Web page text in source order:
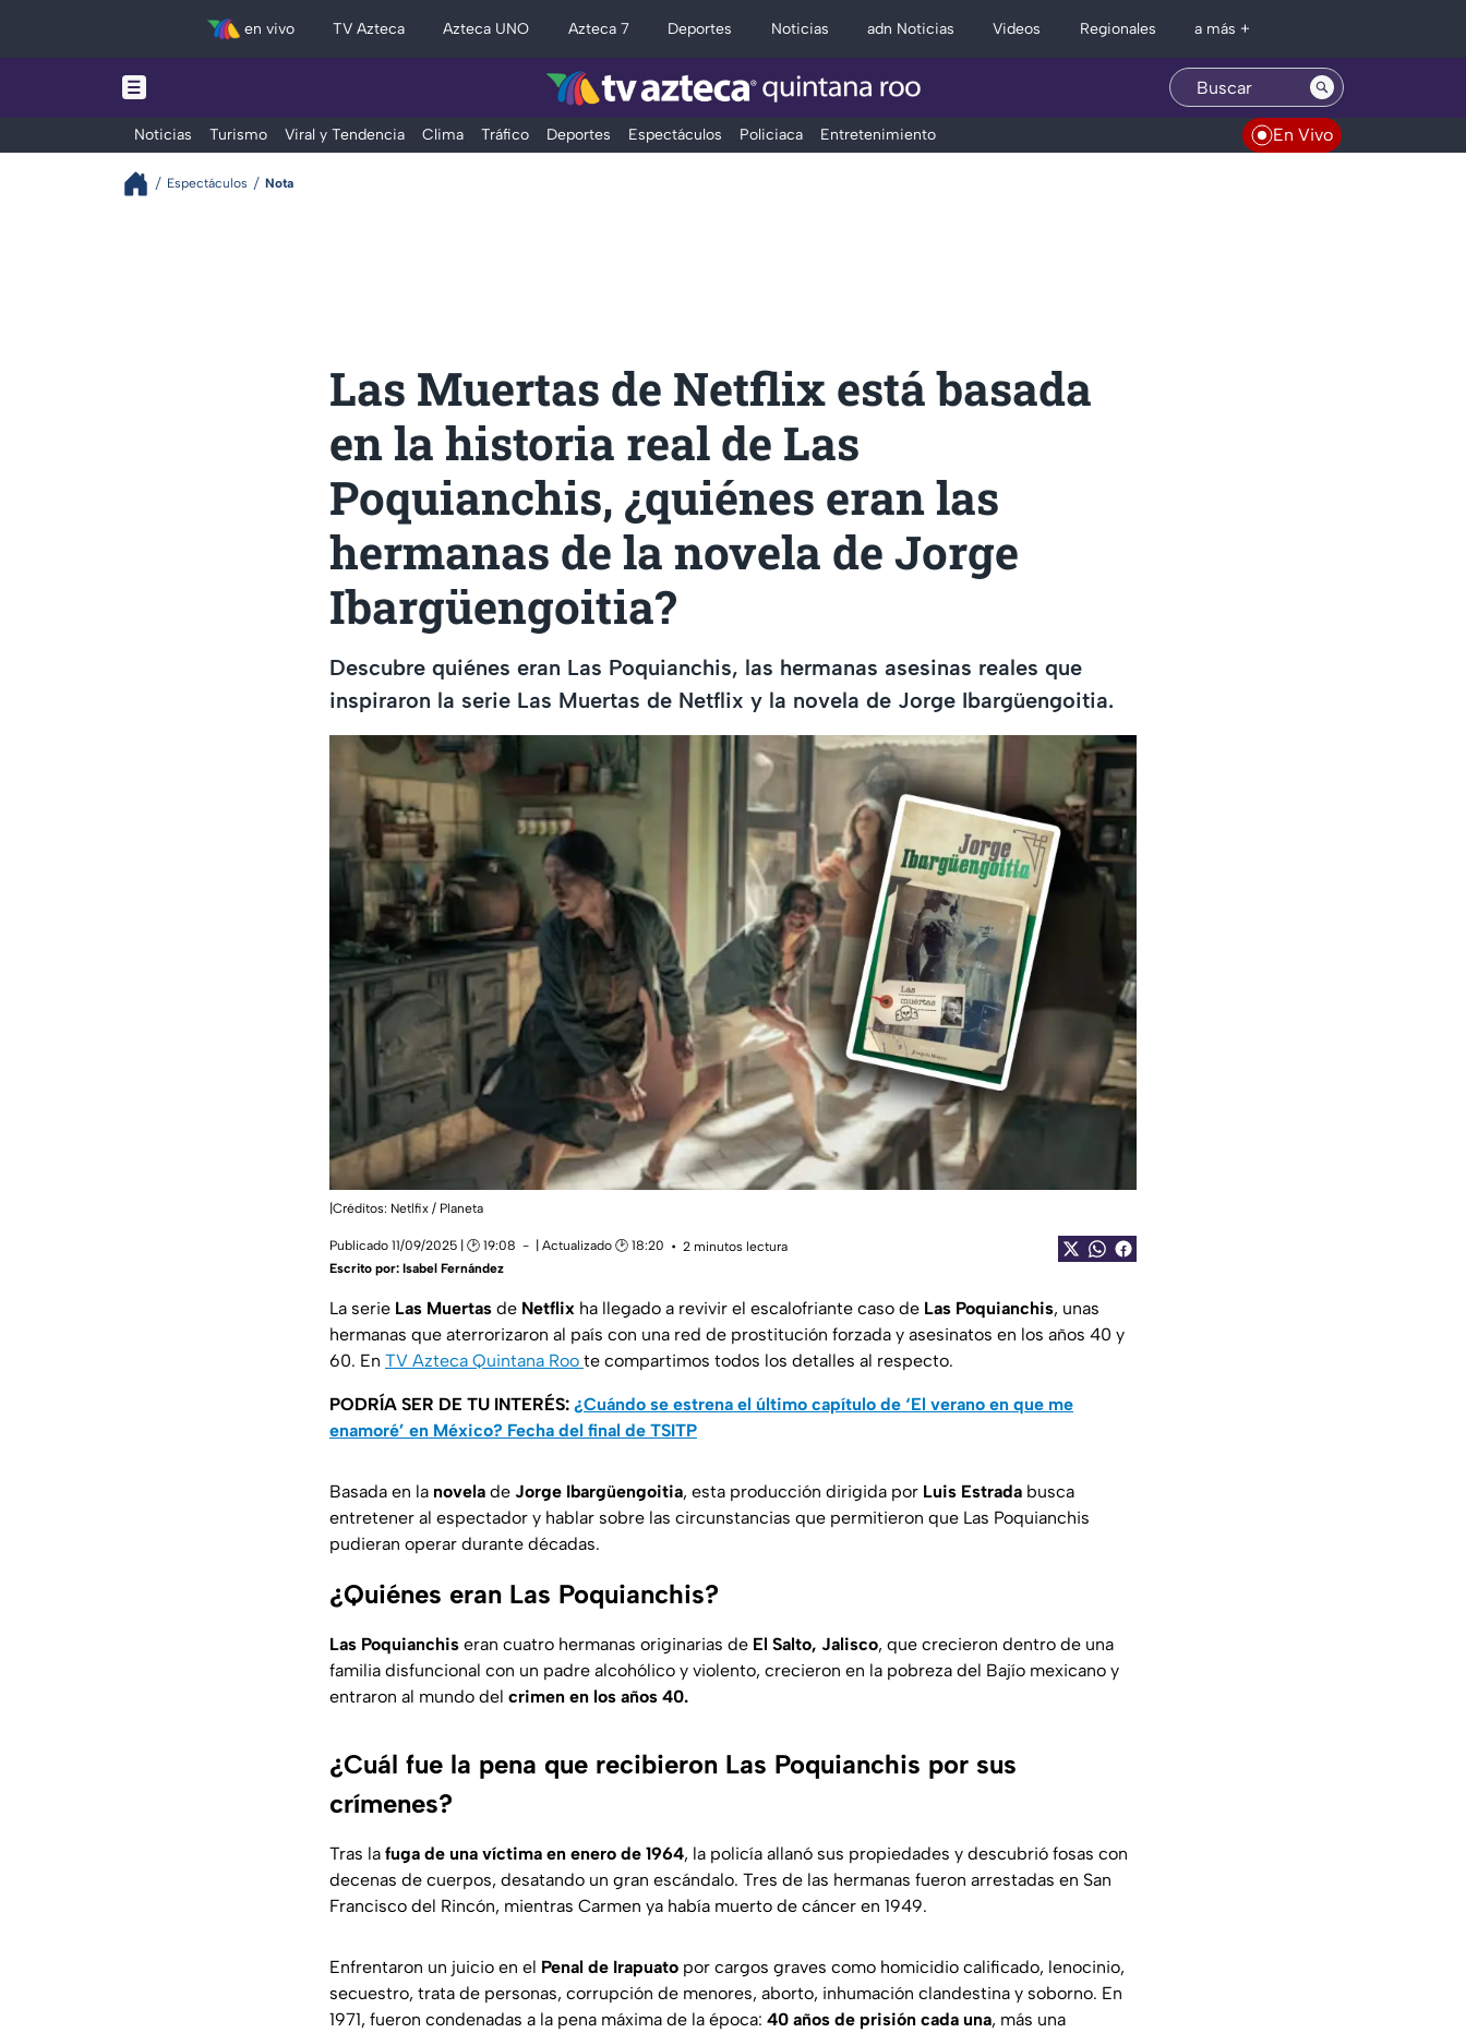
en vivo TV Azteca Azteca UNO Azteca 7 Deportes Noticias adn Noticias Videos Regionales a más +
Noticias Turismo Viral y Tendencia Clima Tráfico Deportes Espectáculos Policiaca Entretenimiento En Vivo
Espectáculos Nota
Las Muertas de Netflix está basada
en la historia real de Las
Poquianchis, ¿quiénes eran las
hermanas de la novela de Jorge
Ibargüengoitia?
Descubre quiénes eran Las Poquianchis, las hermanas asesinas reales que
inspiraron la serie Las Muertas de Netflix y la novela de Jorge Ibargüengoitia.
|Créditos: Netlfix / Planeta
Publicado 11/09/2025 | 🕑 19:08 | Actualizado 🕑 18:20
2 minutos lectura
Escrito por: Isabel Fernández
La serie Las Muertas de Netflix ha llegado a revivir el escalofriante caso de Las Poquianchis, unas
hermanas que aterrorizaron al país con una red de prostitución forzada y asesinatos en los años 40 y
60. En TV Azteca Quintana Roo te compartimos todos los detalles al respecto.
PODRÍA SER DE TU INTERÉS: ¿Cuándo se estrena el último capítulo de ‘El verano en que me
enamoré’ en México? Fecha del final de TSITP
Basada en la novela de Jorge Ibargüengoitia, esta producción dirigida por Luis Estrada busca
entretener al espectador y hablar sobre las circunstancias que permitieron que Las Poquianchis
pudieran operar durante décadas.
¿Quiénes eran Las Poquianchis?
Las Poquianchis eran cuatro hermanas originarias de El Salto, Jalisco, que crecieron dentro de una
familia disfuncional con un padre alcohólico y violento, crecieron en la pobreza del Bajío mexicano y
entraron al mundo del crimen en los años 40.
¿Cuál fue la pena que recibieron Las Poquianchis por sus
crímenes?
Tras la fuga de una víctima en enero de 1964, la policía allanó sus propiedades y descubrió fosas con
decenas de cuerpos, desatando un gran escándalo. Tres de las hermanas fueron arrestadas en San
Francisco del Rincón, mientras Carmen ya había muerto de cáncer en 1949.
Enfrentaron un juicio en el Penal de Irapuato por cargos graves como homicidio calificado, lenocinio,
secuestro, trata de personas, corrupción de menores, aborto, inhumación clandestina y soborno. En
1971, fueron condenadas a la pena máxima de la época: 40 años de prisión cada una, más una